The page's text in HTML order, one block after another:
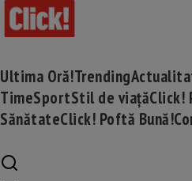
Ultima Oră!Trending
TimeSportStil de viațăClick!
SănătateClick! Poftă Bună!